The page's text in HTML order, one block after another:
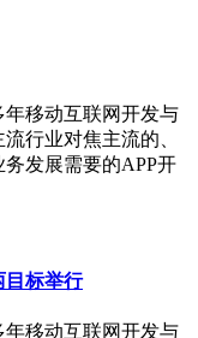
移动互联网开发与
行业对焦主流的、
发展需要的APP开
目标举行
移动互联网开发与